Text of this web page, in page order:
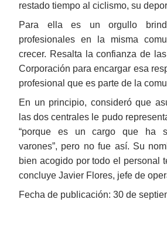
restado tiempo al ciclismo, su
Para ella es un orgullo
profesionales en la misma
crecer. Resalta la confianza de
Corporación para encargar esa
profesional que es parte de la
En un principio, consideró que
las dos centrales le pudo
“porque es un cargo que ha
varones”, pero no fue así. Su
bien acogido por todo el personal
concluye Javier Flores, jefe de
Fecha de publicación: 30 de